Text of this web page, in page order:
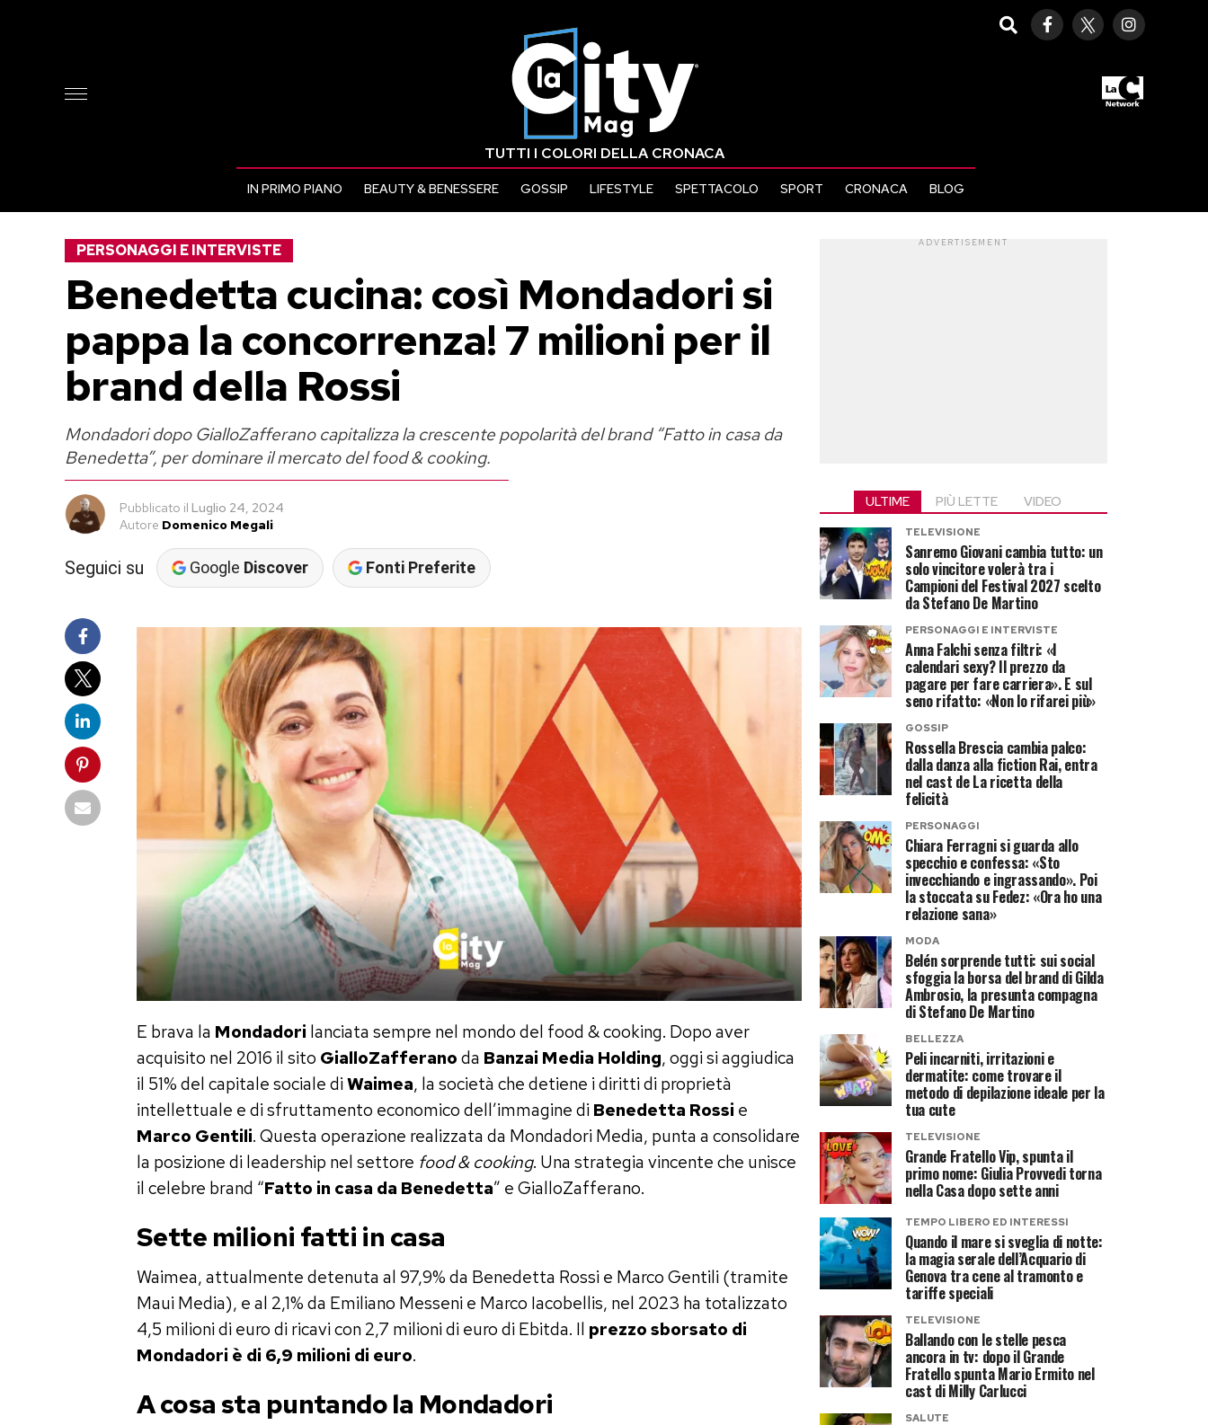
TUTTI I COLORI DELLA CRONACA
IN PRIMO PIANO BEAUTY & BENESSERE GOSSIP LIFESTYLE SPETTACOLO SPORT CRONACA BLOG
PERSONAGGI E INTERVISTE
Benedetta cucina: così Mondadori si
pappa la concorrenza! 7 milioni per il
brand della Rossi
Mondadori dopo GialloZafferano capitalizza la crescente popolarità del brand “Fatto in casa da
Benedetta”, per dominare il mercato del food & cooking.
Pubblicato il Luglio 24, 2024
Autore Domenico Megali
Seguici su Google Discover Fonti Preferite
E brava la Mondadori lanciata sempre nel mondo del food & cooking. Dopo aver
acquisito nel 2016 il sito GialloZafferanoda Banzai Media Holding, oggi si aggiudica
il 51% del capitale sociale diWaimea, la società che detiene i diritti di proprietà
intellettuale e di sfruttamento economico dell’immagine diBenedetta Rossi e
Marco Gentili. Questa operazione realizzata da Mondadori Media, punta a consolidare
la posizione di leadership nel settore food & cooking. Una strategia vincente che unisce
il celebre brand “Fatto in casa da Benedetta” e GialloZafferano.
Sette milioni fatti in casa
Waimea, attualmente detenuta al 97,9% da Benedetta Rossi e Marco Gentili (tramite
Maui Media), e al 2,1% da Emiliano Messeni e Marco Iacobellis, nel 2023 ha totalizzato
4,5 milioni di euro di ricavi con 2,7 milioni di euro di Ebitda. Il prezzo sborsato di
Mondadori è di 6,9 milioni di euro.
A cosa sta puntando la Mondadori
ADVERTISEMENT
ULTIME PIÙ LETTE VIDEO
TELEVISIONE
Sanremo Giovani cambia tutto: un
solo vincitore volerà tra i
Campioni del Festival 2027 scelto
da Stefano De Martino
PERSONAGGI E INTERVISTE
Anna Falchi senza filtri: «I
calendari sexy? Il prezzo da
pagare per fare carriera». E sul
seno rifatto: «Non lo rifarei più»
GOSSIP
Rossella Brescia cambia palco:
dalla danza alla fiction Rai, entra
nel cast de La ricetta della
felicità
PERSONAGGI
Chiara Ferragni si guarda allo
specchio e confessa: «Sto
invecchiando e ingrassando». Poi
la stoccata su Fedez: «Ora ho una
relazione sana»
MODA
Belén sorprende tutti: sui social
sfoggia la borsa del brand di Gilda
Ambrosio, la presunta compagna
di Stefano De Martino
BELLEZZA
Peli incarniti, irritazioni e
dermatite: come trovare il
metodo di depilazione ideale per la
tua cute
TELEVISIONE
Grande Fratello Vip, spunta il
primo nome: Giulia Provvedi torna
nella Casa dopo sette anni
TEMPO LIBERO ED INTERESSI
Quando il mare si sveglia di notte:
la magia serale dell’Acquario di
Genova tra cene al tramonto e
tariffe speciali
TELEVISIONE
Ballando con le stelle pesca
ancora in tv: dopo il Grande
Fratello spunta Mario Ermito nel
cast di Milly Carlucci
SALUTE